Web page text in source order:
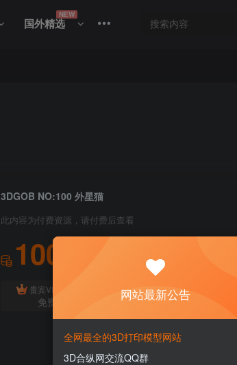
国外精选
NEW
3DGOB NO:100 外星猫
此内容为付费资源，请付费后查看
100
贵宾VIP会员
免费
体验会员免费
网站最新公告
全网最全的3D打印模型网站
3D合纵网交流QQ群